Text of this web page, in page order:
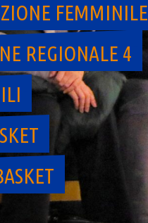
FEMMINILE
REGIONALE 4